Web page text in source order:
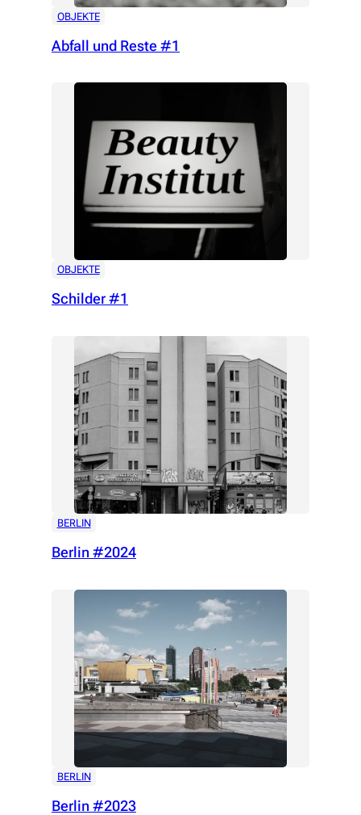
OBJEKTE
Abfall und Reste #1
OBJEKTE
Schilder #1
BERLIN
Berlin #2024
BERLIN
Berlin #2023